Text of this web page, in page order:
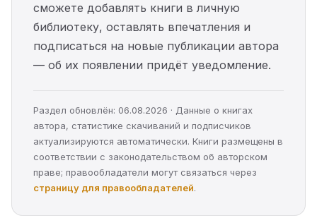
сможете добавлять книги в личную
библиотеку, оставлять впечатления и
подписаться на новые публикации автора
— об их появлении придёт уведомление.
Раздел обновлён: 06.08.2026 · Данные о книгах
автора, статистике скачиваний и подписчиков
актуализируются автоматически. Книги размещены в
соответствии с законодательством об авторском
праве; правообладатели могут связаться через
страницу для правообладателей.